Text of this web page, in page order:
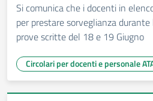
Si comunica che i docenti in
per prestare sorveglianza
prove scritte del 18 e 19 Giugno
Circolari per docenti e personale